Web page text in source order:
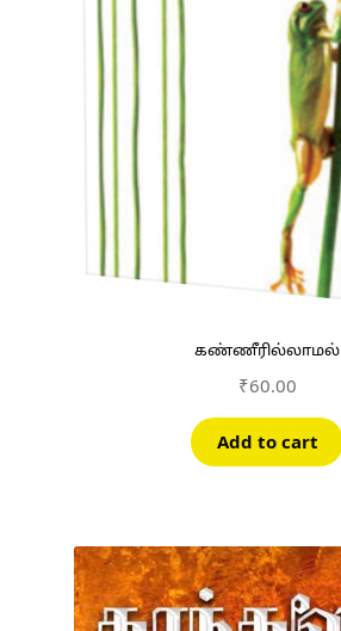
கண்ணீரில்லாமல்
₹60.00
Add to cart